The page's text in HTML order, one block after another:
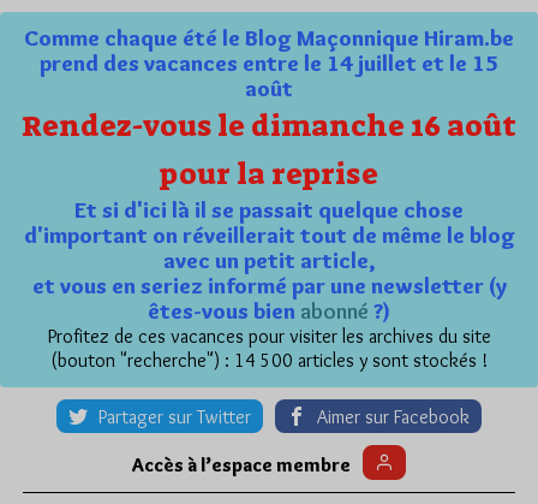
Comme chaque été le Blog Maçonnique Hiram.be
prend des vacances entre le 14 juillet et le 15
août
Rendez-vous le dimanche 16 août
pour la reprise
Et si d'ici là il se passait quelque chose
d'important on réveillerait tout de même le blog
avec un petit article,
et vous en seriez informé par une newsletter (y
êtes-vous bien abonné ?)
Profitez de ces vacances pour visiter les archives du site
(bouton "recherche") : 14 500 articles y sont stockés !
Partager sur Twitter Aimer sur Facebook
Accès à l’espace membre